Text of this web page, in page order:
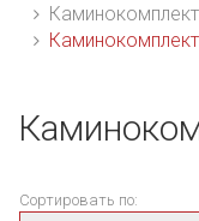
Сортировать по: